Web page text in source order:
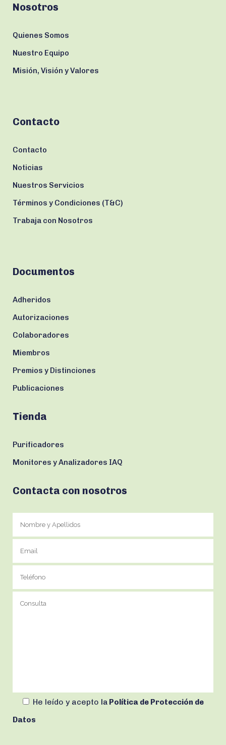
Nosotros
Quienes Somos
Nuestro Equipo
Misión, Visión y Valores
Contacto
Contacto
Noticias
Nuestros Servicios
Términos y Condiciones (T&C)
Trabaja con Nosotros
Documentos
Adheridos
Autorizaciones
Colaboradores
Miembros
Premios y Distinciones
Publicaciones
Tienda
Purificadores
Monitores y Analizadores IAQ
Contacta con nosotros
He leído y acepto la Política de Protección de
Datos